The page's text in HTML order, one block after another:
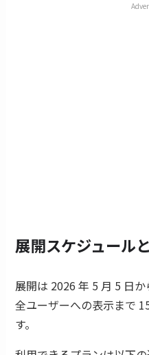
展開スケジュール
展開は 2026 年 5 月 5 日か
全ユーザーへの表示まで
す。